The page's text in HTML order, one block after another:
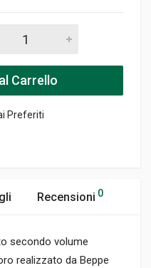
Carrello
Preferiti
Recensioni 0
secondo volume
realizzato da Beppe